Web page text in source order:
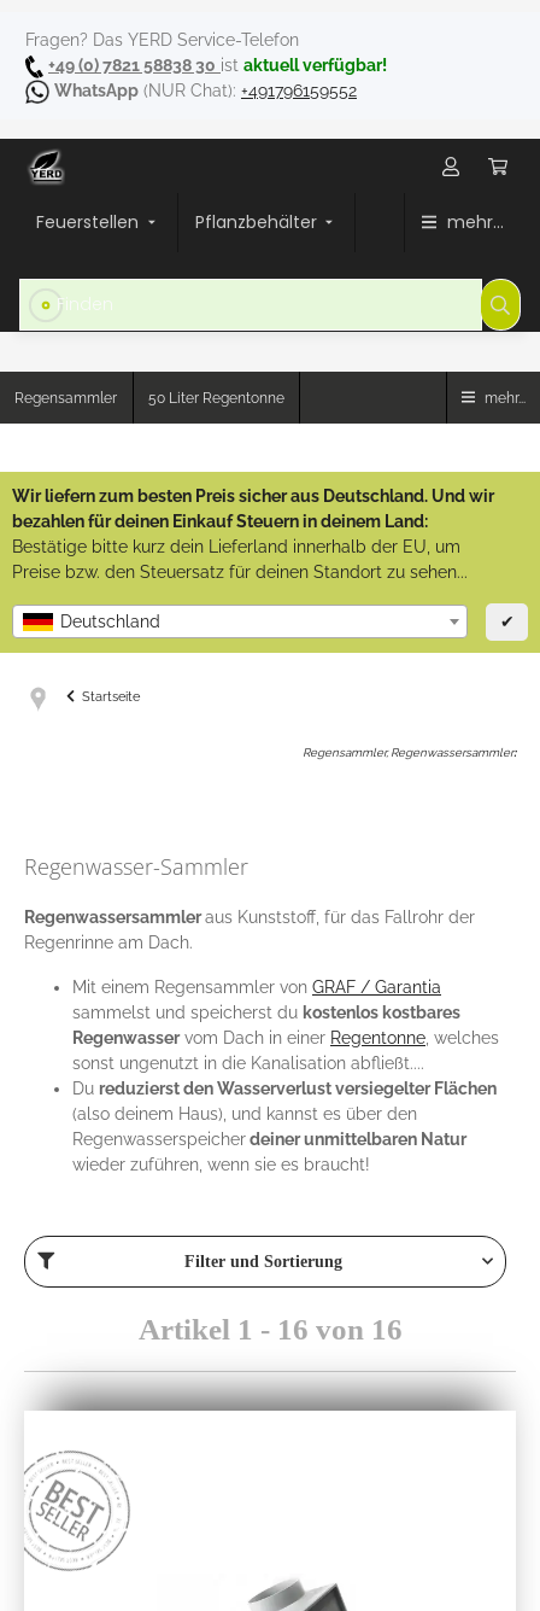
Fragen? Das YERD Service-Telefon
+49 (0) 7821 58838 30 ist aktuell verfügbar!
WhatsApp (NUR Chat): +491796159552
Feuerstellen Pflanzbehälter mehr...
Regensammler 50 Liter Regentonne mehr...
Wir liefern zum besten Preis sicher aus Deutschland. Und wir
bezahlen für deinen Einkauf Steuern in deinem Land:
Bestätige bitte kurz dein Lieferland innerhalb der EU, um
Preise bzw. den Steuersatz für deinen Standort zu sehen...
Deutschland ✔
Startseite
Regensammler, Regenwassersammler:
Regenwasser-Sammler
Regenwassersammleraus Kunststoff, für das Fallrohr der
Regenrinne am Dach.
Mit einem Regensammler von GRAF / Garantia
sammelst und speicherst du kostenlos kostbares
Regenwasservom Dach in einer Regentonne , welches
sonst ungenutzt in die Kanalisation abfließt....
Du reduzierst den Wasserverlust versiegelter Flächen
(also deinem Haus), und kannst es über den
Regenwasserspeicherdeiner unmittelbaren Natur
wieder zuführen, wenn sie es braucht!
Filter und Sortierung
Artikel 1 - 16 von 16